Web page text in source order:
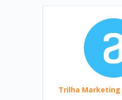
Trilha Marketing